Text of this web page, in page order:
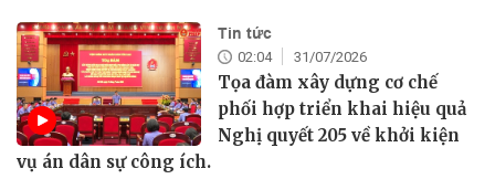
Tin tức
02:04 31/07/2026
Tọa đàm xây dựng cơ chế
phối hợp triển khai hiệu quả
Nghị quyết 205 về khởi kiện
vụ án dân sự công ích.